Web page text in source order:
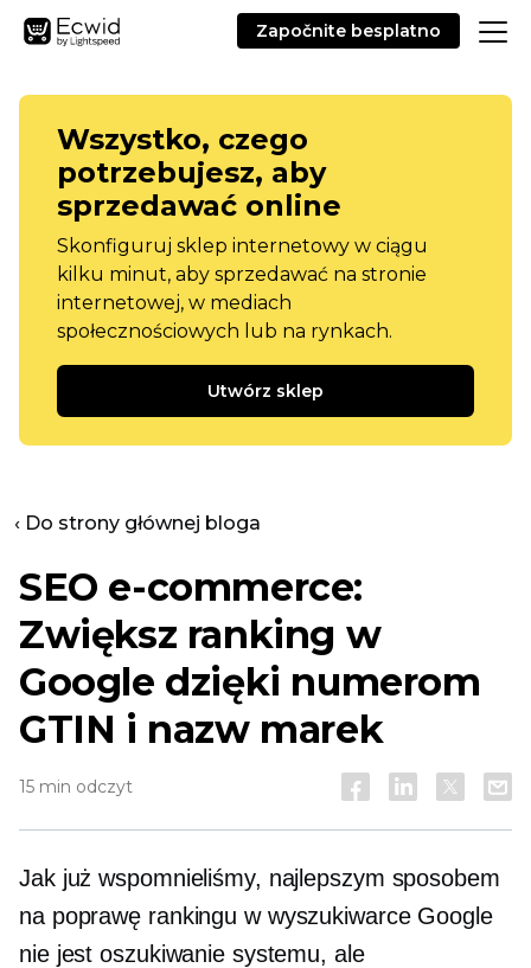
Započnite besplatno
Wszystko, czego
potrzebujesz, aby
sprzedawać online
Skonfiguruj sklep internetowy w ciągu
kilku minut, aby sprzedawać na stronie
internetowej, w mediach
społecznościowych lub na rynkach.
Utwórz sklep
‹ Do strony głównej bloga
SEO e-commerce:
Zwiększ ranking w
Google dzięki numerom
GTIN i nazw marek
15 min odczyt
Jak już wspomnieliśmy, najlepszym sposobem
na poprawę rankingu w wyszukiwarce Google
nie jest oszukiwanie systemu, ale